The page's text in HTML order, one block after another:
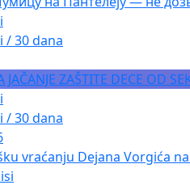
/ 30 dana
JAČANJE ZAŠTITE DECE OD
/ 30 dana
vraćanju Dejana Vorgića